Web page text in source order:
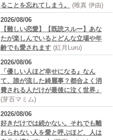
ることを忘れてしまう。
(唯真 伊由)
2026/08/06
【難しい恋愛】【既読スルー】あな
たが楽しんでいるとどんな立場や年
齢でも愛されます (紅月Luru)
2026/08/06
「優しい人ほど幸せになる』なん
て、誰が流した綺麗事？都合よく消
費される人だけが最後に泣く世界」
(芽百マミム)
2026/08/06
好きだけでは続かない。それでも離
れられない人を愛と呼ぶほど、人は